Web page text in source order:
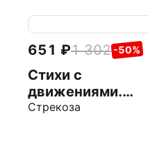
651 1 302 -50%
Стихи с
движениями.
Книжка с
Стрекоза